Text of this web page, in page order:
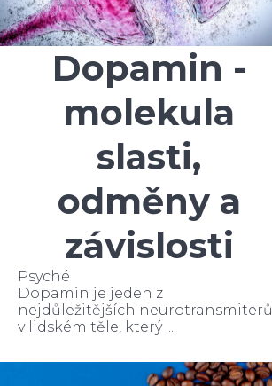
Dopamin -
molekula
slasti,
odměny a
závislosti
Psyché
Dopamin je jeden z
nejdůležitějších neurotransmiterů
v lidském těle, který ...